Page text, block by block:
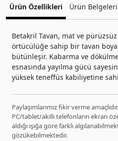
Ürün Özellikleri Ürün Belgeleri
Betakril Tavan, mat ve
örtücülüğe sahip bir tavan
bütünleşir. Kabarma ve
esnasında yayılma gücü
yüksek teneffüs kabiliyetine
Paylaşımlarımız fikir verme
PC/tablet/akıllı telefonların ekran
aldığı ışığa göre farklı
gözükebilmektedir.